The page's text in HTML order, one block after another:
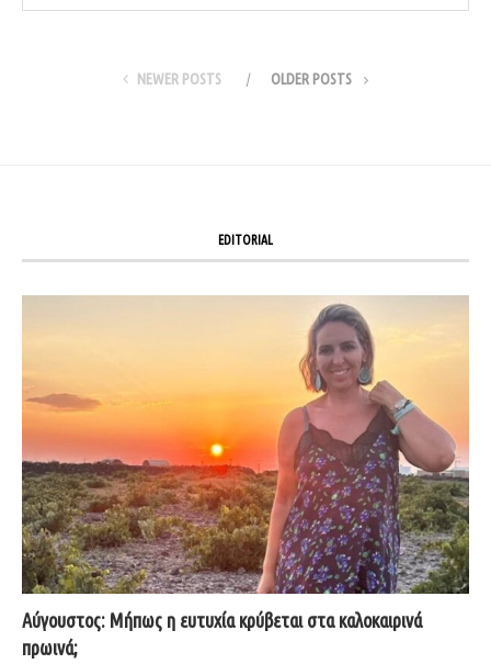
NEWER POSTS OLDER POSTS
EDITORIAL
Αύγουστος: Μήπως η ευτυχία κρύβεται στα καλοκαιρινά
πρωινά;